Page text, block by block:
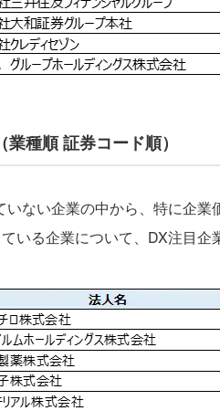
業種順 証券コード順）
ない企業の中から、特に企業
いる企業について、DX注目企